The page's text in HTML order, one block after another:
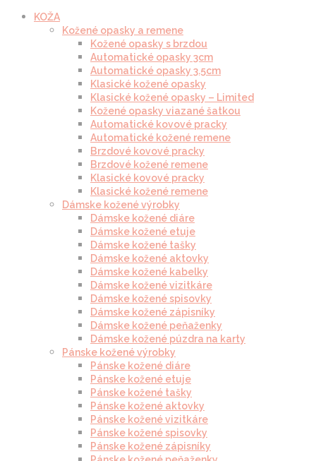
KOŽA
Kožené opasky a remene
Kožené opasky s brzdou
Automatické opasky 3cm
Automatické opasky 3.5cm
Klasické kožené opasky
Klasické kožené opasky – Limited
Kožené opasky viazané šatkou
Automatické kovové pracky
Automatické kožené remene
Brzdové kovové pracky
Brzdové kožené remene
Klasické kovové pracky
Klasické kožené remene
Dámske kožené výrobky
Dámske kožené diáre
Dámske kožené etuje
Dámske kožené tašky
Dámske kožené aktovky
Dámske kožené kabelky
Dámske kožené vizitkáre
Dámske kožené spisovky
Dámske kožené zápisníky
Dámske kožené peňaženky
Dámske kožené púzdra na karty
Pánske kožené výrobky
Pánske kožené diáre
Pánske kožené etuje
Pánske kožené tašky
Pánske kožené aktovky
Pánske kožené vizitkáre
Pánske kožené spisovky
Pánske kožené zápisníky